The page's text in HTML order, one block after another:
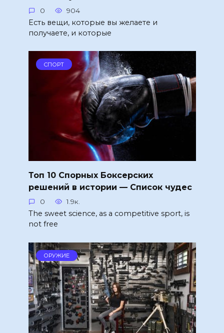
0 904
Есть вещи, которые вы желаете и
получаете, и которые
СПОРТ
Топ 10 Спорных Боксерских
решений в истории — Список чудес
0 1.9к.
The sweet science, as a competitive sport, is
not free
ОРУЖИЕ